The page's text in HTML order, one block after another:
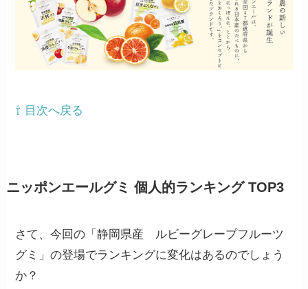
⇧ 目次へ戻る
ニッポンエールグミ 個人的ランキング TOP3
さて、今回の「静岡県産 ルビーグレープフルーツ
グミ」の登場でランキングに変化はあるのでしょう
か？